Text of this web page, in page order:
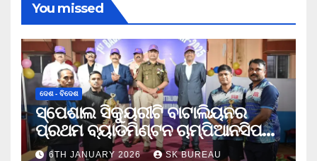
You missed
ଦେଶ - ବିଦେଶ
ସ୍ପେଶାଲ ସିକ୍ୟୁରୀଟି ବାଟାଲିୟନର
ପ୍ରଥମ ବ୍ୟାଡମିଣ୍ଟନ ଚାମ୍ପିଆନସିପ
ଉଦଯାପିତ
6TH JANUARY 2026 SK BUREAU